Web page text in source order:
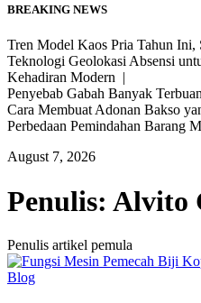
BREAKING NEWS
Tren Model Kaos Pria Tahun
Teknologi Geolokasi Absensi
Kehadiran Modern |
Penyebab Gabah Banyak
Cara Membuat Adonan Bakso
Perbedaan Pemindahan Barang
August 7, 2026
Penulis: Alvito
Penulis artikel pemula
Blog